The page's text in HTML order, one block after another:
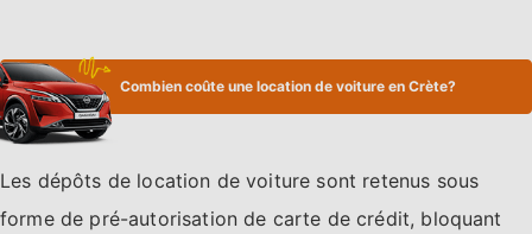
Combien coûte une location de voiture en Crète?
Les dépôts de location de voiture sont retenus sous
forme de pré-autorisation de carte de crédit, bloquant